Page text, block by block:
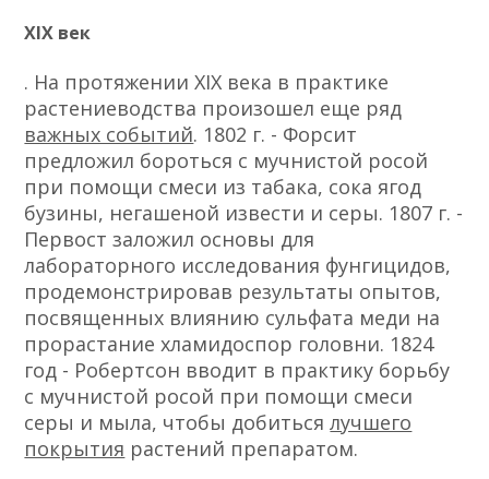
XIX век
. На протяжении XIX века в практике
растениеводства произошел еще ряд
важных событий. 1802 г. - Форсит
предложил бороться с мучнистой росой
при помощи смеси из табака, сока ягод
бузины, негашеной извести и серы. 1807 г. -
Первост заложил основы для
лабораторного исследования фунгицидов,
продемонстрировав результаты опытов,
посвященных влиянию сульфата меди на
прорастание хламидоспор головни. 1824
год - Робертсон вводит в практику борьбу
с мучнистой росой при помощи смеси
серы и мыла, чтобы добитьсялучшего
покрытия растений препаратом.